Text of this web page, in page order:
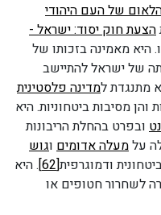
של העם היהודי
הצעת חוק יסוד: ישראל -
היא מאמינה בזכותו של
של ישראל להתיישב
מתנגדת למדינה פלסטינית
והן מסיבות ביטחוניות. היא
ובפרט בהחלת הריבונות
עלמעלה אדומים וגוש
ודמוגרפית[62]
. היא
לשחרור חטופים או